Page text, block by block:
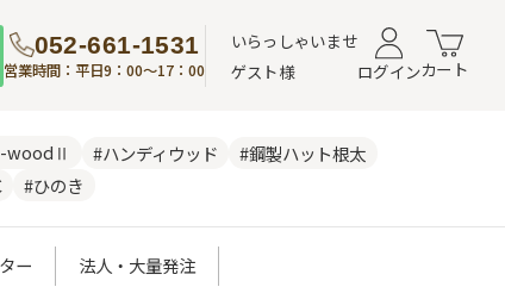
052-661-1531
営業時間：平日9：00～17：00
いらっしゃいませ
ゲスト様
ログインカート
woodⅡ #ハンディウッド
#鋼製ハット根太
#ひのき
ー 法人・大量発注